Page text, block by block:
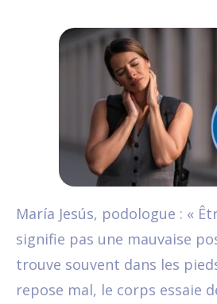
María Jesús, podologue : «
signifie pas une mauvaise
trouve souvent dans les
repose mal, le corps essaie